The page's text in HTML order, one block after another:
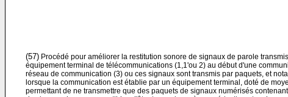
(57) Procédé pour améliorer la restitution sonore de signaux de parole
équipement terminal de télécommunications (1,1'ou 2) au début d'une
réseau de communication (3) ou ces signaux sont transmis par paquets, et
lorsque la communication est établie par un équipement terminal, doté de
permettant de ne transmettre que des paquets de signaux numérisés